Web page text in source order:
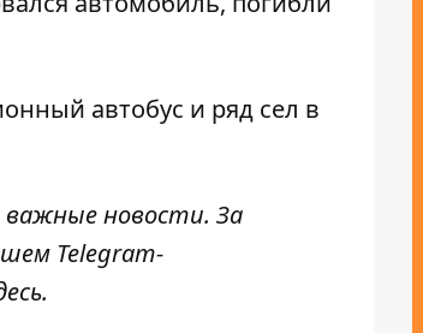
автобус и ряд сел в
новости. За
Telegram-
.